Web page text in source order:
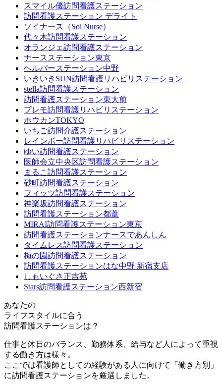
スマイル優訪問看護ステーション
訪問看護ステーション デライト
ソイナース（Soi Nurse）
代々木訪問看護ステーション
オランジェ訪問看護ステーション
ナースステーション東京
ヘルパーステーション中野
いきいきSUN訪問看護リハビリステーション
stella訪問看護ステーション
訪問看護ステーション東大前
プレモ訪問看護リハビリステーション
ホウカンTOKYO
いちご訪問介護ステーション
レインボー訪問看護リハビリステーション
ゆい訪問看護ステーション
医師会立中央区訪問看護ステーション
まるこ訪問看護ステーション
砂町訪問看護ステーション
フィッツ訪問看護ステーション
神楽坂訪問看護ステーション
訪問看護ステーション都葦
MIRAI訪問看護ステーション東京
訪問看護ステーションナースであんしん
タイムレス訪問看護ステーション
梅の園訪問看護ステーション
訪問看護ステーションはな中野 新宿支店
しもいぐさ正吉苑
Stars訪問看護ステーション西新宿
あなたの
ライフスタイルに合う
訪問看護ステーションは？
仕事と休日のバランス、勤務体系、給与など人によって重視
する働き方は様々。
ここでは看護師としての経験がある人に向けて
「働き方別」
に訪問看護ステーションを厳選 しました。